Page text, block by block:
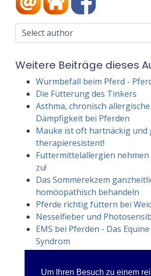
Um Ihren Besuch zu einem
Autoren
Weitere Beiträge dieses
Wurmbefall beim Pferd -
Die Fütterung des Tinkers
Asthma, chronisch
Dämpfigkeit bei Pferden
Mauke ist oft hartnäckig und
therapieresistent!
Futtermittelallergien nehmen
zu!
Das Sommerekzem
homöopathisch behandeln
Pferde richtig füttern bei
Nesselfieber und
EMS bei Pferden - Das
Syndrom
Das Sommerekzem